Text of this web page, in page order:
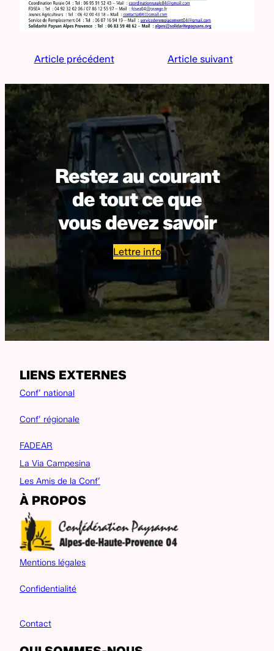
Article précédent Article suivant
Restez au courant
de tout ce que
vous devez savoir
Lettre info
LIENS EXTERNES
Conf’ national
Conf’ régionale
FADEAR
La Via Campesina
Les Amis de la Conf’
À PROPOS
Mentions légales
Confidentialité
Contact